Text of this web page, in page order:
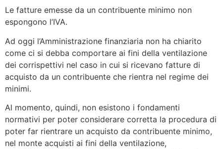
Le fatture emesse da un contribuente minimo non
espongono l’IVA.
Ad oggi l’Amministrazione finanziaria non ha chiarito
come ci si debba comportare ai fini della ventilazione
dei corrispettivi nel caso in cui si ricevano fatture di
acquisto da un contribuente che rientra nel regime dei
minimi.
Al momento, quindi, non esistono i fondamenti
normativi per poter considerare corretta la procedura di
poter far rientrare un acquisto da contribuente minimo,
nel monte acquisti ai fini della ventilazione,